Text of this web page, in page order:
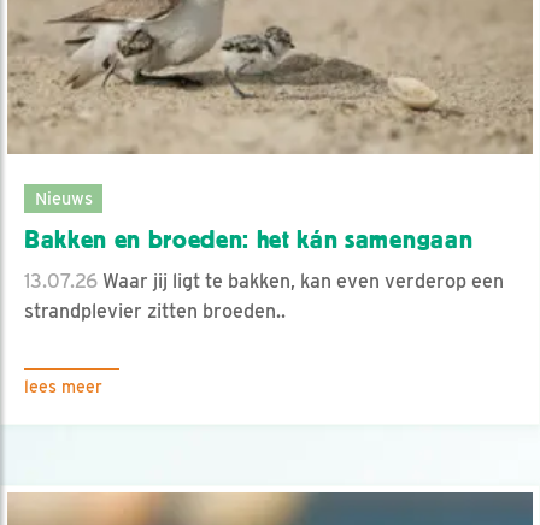
Nieuws
Bakken en broeden: het kán samengaan
13.07.26 Waar jij ligt te bakken, kan even verderop een
strandplevier zitten broeden..
lees meer